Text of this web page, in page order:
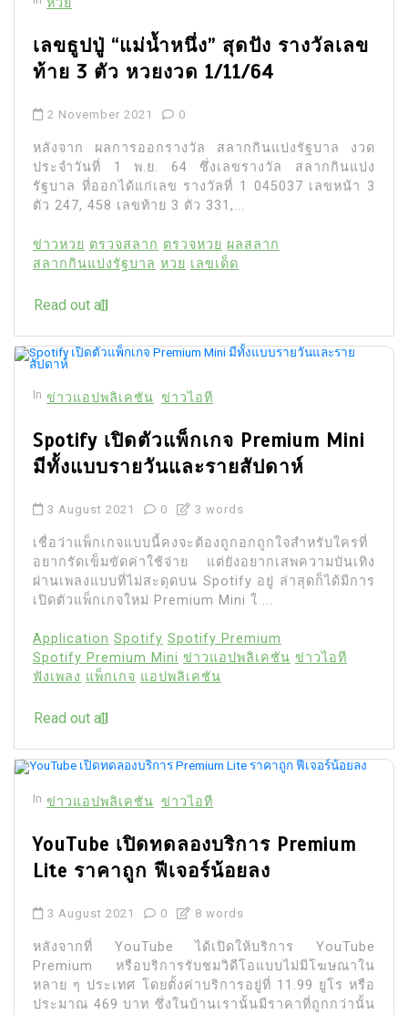
หวย
เลขธูปปู่ “แม่น้ำหนึ่ง” สุดปัง รางวัลเลข
ท้าย 3 ตัว หวยงวด 1/11/64
2 November 2021 0
หลังจาก ผลการออกรางวัล สลากกินแบ่งรัฐบาล งวด
ประจำวันที่ 1 พ.ย. 64 ซึ่งเลขรางวัล สลากกินแบ่ง
รัฐบาล ที่ออกได้แก่เลข รางวัลที่ 1 045037 เลขหน้า 3
ตัว 247, 458 เลขท้าย 3 ตัว 331,...
ข่าวหวย ตรวจสลาก ตรวจหวย ผลสลาก
สลากกินแบ่งรัฐบาล หวย เลขเด็ด
Read out all
In ข่าวแอปพลิเคชัน ข่าวไอที
Spotify เปิดตัวแพ็กเกจ Premium Mini
มีทั้งแบบรายวันและรายสัปดาห์
3 August 2021 0 3 words
เชื่อว่าแพ็กเกจแบบนี้คงจะต้องถูกอกถูกใจสำหรับใครที่
อยากรัดเข็มขัดค่าใช้จ่าย แต่ยังอยากเสพความบันเทิง
ผ่านเพลงแบบที่ไม่สะดุดบน Spotify อยู่ ล่าสุดก็ได้มีการ
เปิดตัวแพ็กเกจใหม่ Premium Mini ใ ...
Application Spotify Spotify Premium
Spotify Premium Mini ข่าวแอปพลิเคชัน ข่าวไอที
ฟังเพลง แพ็กเกจ แอปพลิเคชัน
Read out all
In ข่าวแอปพลิเคชัน ข่าวไอที
YouTube เปิดทดลองบริการ Premium
Lite ราคาถูก ฟีเจอร์น้อยลง
3 August 2021 0 8 words
หลังจากที่ YouTube ได้เปิดให้บริการ YouTube
Premium หรือบริการรับชมวิดีโอแบบไม่มีโฆษณาใน
หลาย ๆ ประเทศ โดยตั้งค่าบริการอยู่ที่ 11.99 ยูโร หรือ
ประมาณ 469 บาท ซึ่งในบ้านเรานั้นมีราคาที่ถูกกว่านั้น